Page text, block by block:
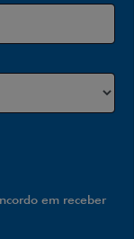
em receber